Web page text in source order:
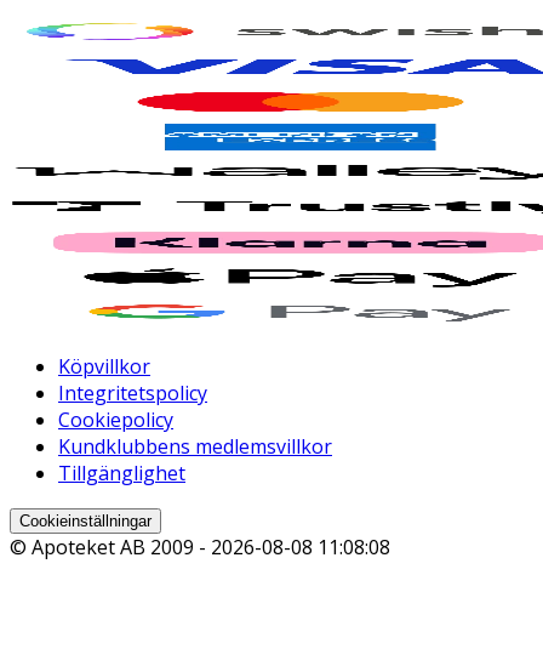
Köpvillkor
Integritetspolicy
Cookiepolicy
Kundklubbens medlemsvillkor
Tillgänglighet
Cookieinställningar
© Apoteket AB 2009 - 2026-08-08 11:08:08